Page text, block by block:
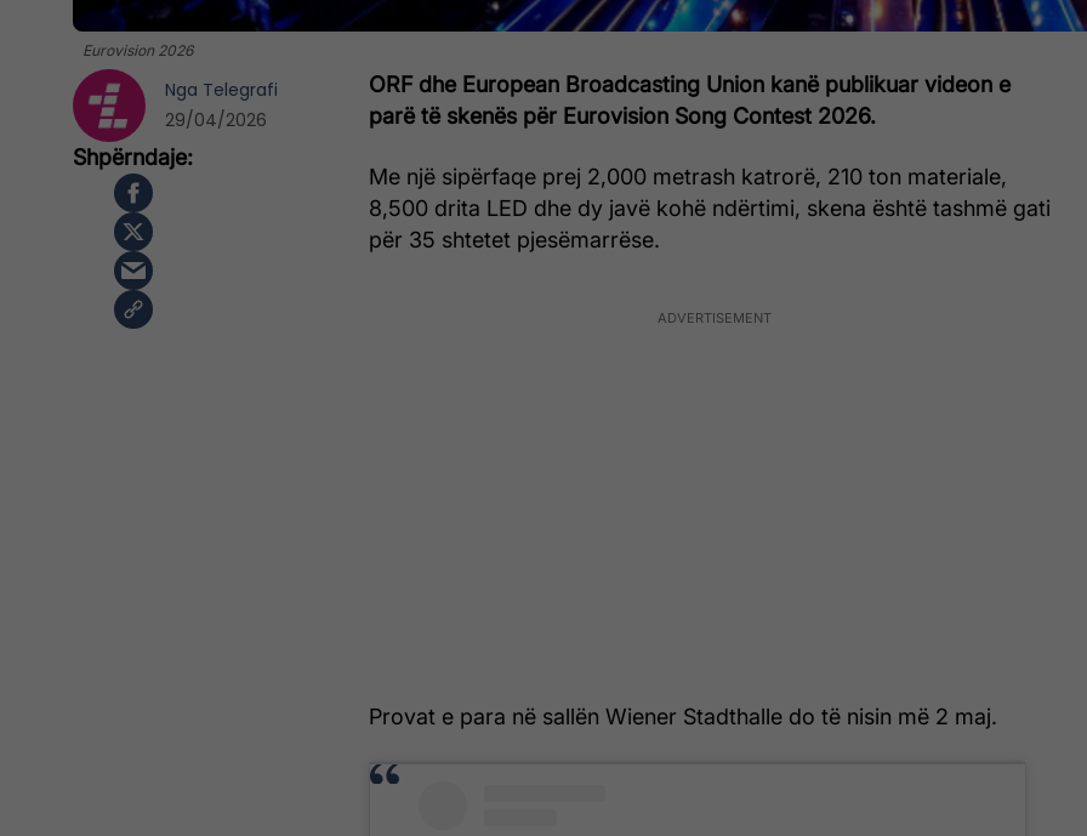
Eurovision 2026
ORF dhe European Broadcasting Union kanë publikuar videon e
parë të skenës për Eurovision Song Contest 2026.
Me një sipërfaqe prej 2,000 metrash katrorë, 210 ton materiale,
8,500 drita LED dhe dy javë kohë ndërtimi, skena është tashmë gati
për 35 shtetet pjesëmarrëse.
Provat e para në sallën Wiener Stadthalle do të nisin më 2 maj.
Nga Telegrafi
29/04/2026